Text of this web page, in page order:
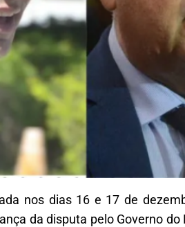
nos dias 16 e 17 de
da disputa pelo Governo